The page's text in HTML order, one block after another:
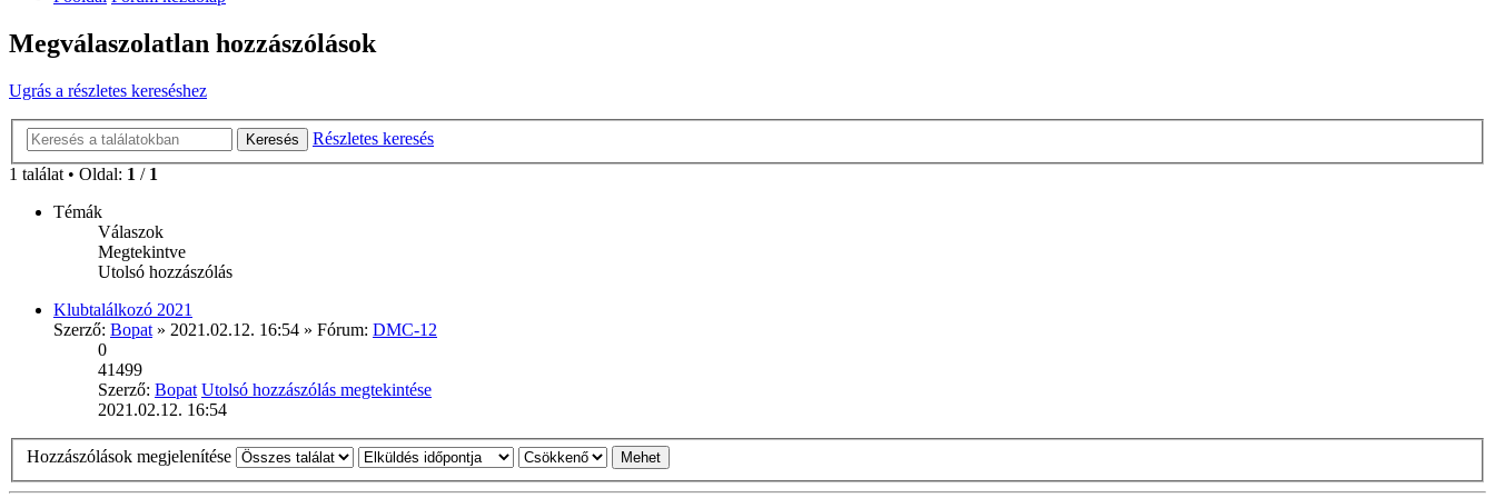
Megválaszolatlan hozzászólások
Ugrás a részletes kereséshez
Keresés
Részletes keresés
1 találat • Oldal: 1 / 1
Témák
Válaszok
Megtekintve
Utolsó hozzászólás
Klubtalálkozó 2021
Szerző: Bopat » 2021.02.12. 16:54 » Fórum: DMC-12
0
41499
Szerző: Bopat Utolsó hozzászólás megtekintése
2021.02.12. 16:54
Hozzászólások megjelenítése